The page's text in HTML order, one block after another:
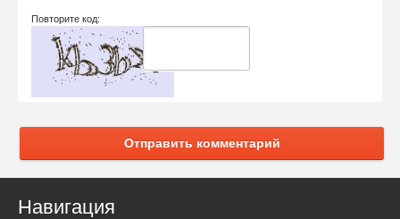
Повторите код:
Отправить комментарий
Навигация